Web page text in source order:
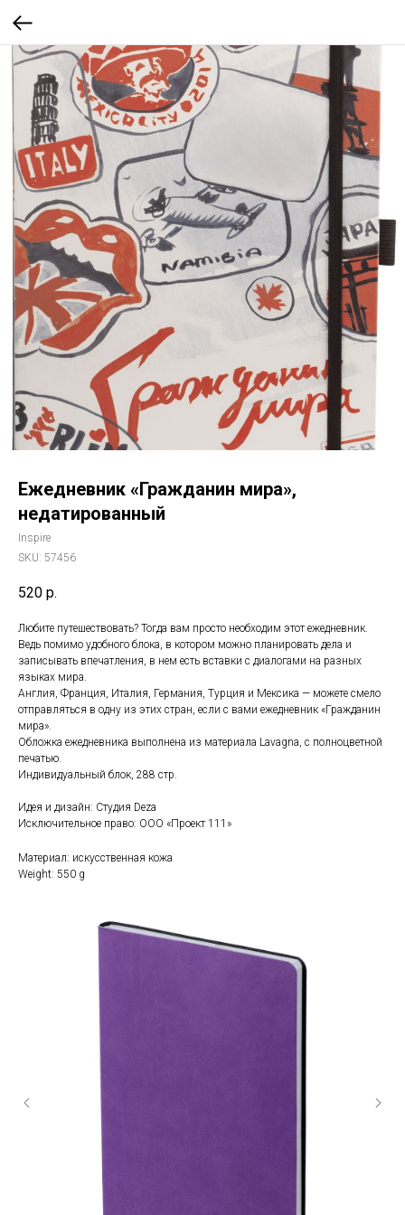
Ежедневник «Гражданин мира»,
недатированный
Inspire
SKU: 57456
520 р.
Любите путешествовать? Тогда вам просто необходим этот ежедневник.
Ведь помимо удобного блока, в котором можно планировать дела и
записывать впечатления, в нем есть вставки с диалогами на разных
языках мира.
Англия, Франция, Италия, Германия, Турция и Мексика — можете смело
отправляться в одну из этих стран, если с вами ежедневник «Гражданин
мира».
Обложка ежедневника выполнена из материала Lavagna, с полноцветной
печатью.
Индивидуальный блок, 288 стр.
Идея и дизайн: Студия Deza
Исключительное право: ООО «Проект 111»
Материал: искусственная кожа
Weight: 550 g